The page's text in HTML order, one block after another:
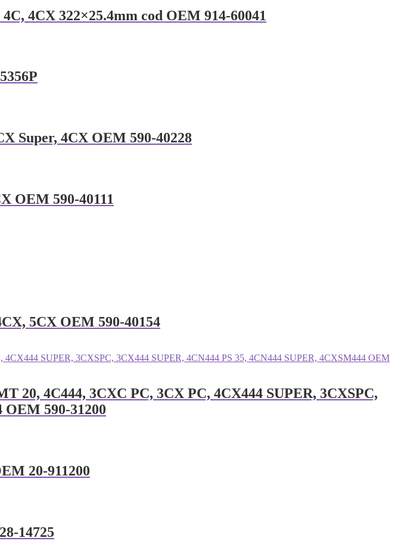
4CX 322×25.4mm cod OEM 914-60041
Super, 4CX OEM 590-40228
OEM 590-40111
5CX OEM 590-40154
4C444, 3CXC PC, 3CX PC, 4CX444 SUPER, 3CXSPC,
OEM 590-31200
20-911200
14725